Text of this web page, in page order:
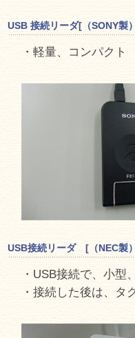
USB 接続リーダ[（SONY
・軽量、コンパク
USB接続リーダ [（NEC製
・USB接続で、小
・接続した後は、タ